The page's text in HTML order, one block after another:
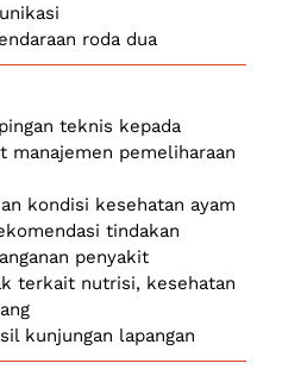
roda dua
teknis kepada
pemeliharaan
kondisi kesehatan ayam
tindakan
penyakit
terkait nutrisi, kesehatan
kunjungan lapangan